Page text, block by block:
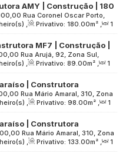
AMY | Construção | 180
privativo | 03 vagas
Rua Coronel Oscar Porto,
São Paulo, São Paulo,
, Privativo: 180.00m² ,
1
, Útil: 180.00m² ,
MF7 | Construção |
gourmet | lavabo |
Rua Arujá, 92, Zona Sul,
São Paulo, Brasil
, Privativo: 89.00m² ,
1
, Útil: 89.00m² ,
| Construtora
| 98 metros | 02 suítes |
Rua Mário Amaral, 310, Zona
Paulo, São Paulo, Brasil
, Privativo: 98.00m² ,
1
, Útil: 98.00m² ,
| Construtora
| 133 metros | 03 suítes |
Rua Mário Amaral, 310, Zona
Paulo, São Paulo, Brasil
, Privativo: 133.00m² ,
1
, Útil: 133.00m² ,